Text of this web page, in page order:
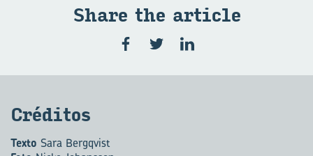
Share the ar­ti­cle
Cré­di­tos
Texto Sara Bergqvist